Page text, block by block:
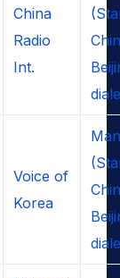
China
Radio
Int.
Voice of
Korea